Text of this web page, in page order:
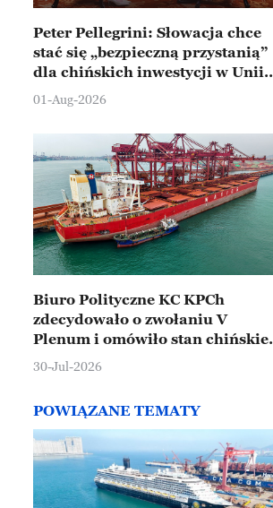
Peter Pellegrini: Słowacja chce
stać się „bezpieczną przystanią”
dla chińskich inwestycji w Unii
Europejskiej
01-Aug-2026
Biuro Polityczne KC KPCh
zdecydowało o zwołaniu V
Plenum i omówiło stan chińskiej
gospodarki
30-Jul-2026
POWIĄZANE TEMATY